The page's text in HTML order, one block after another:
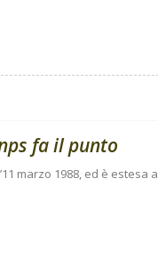
fa il punto
marzo 1988, ed è estesa